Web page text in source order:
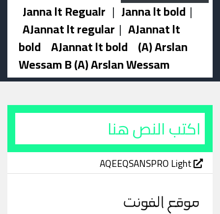
Janna lt Regualr | Janna lt bold |
AJannat lt regular | AJannat lt
bold AJannat lt bold (A) Arslan
Wessam B (A) Arslan Wessam
AQEEQSANSPRO Light